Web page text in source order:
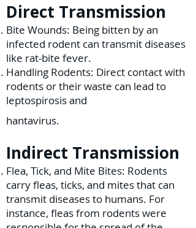
Direct Transmission
Bite Wounds: Being bitten by an
infected rodent can transmit diseases
like rat-bite fever.
Handling Rodents: Direct contact with
rodents or their waste can lead to
leptospirosis and
hantavirus.
Indirect Transmission
Flea, Tick, and Mite Bites: Rodents
carry fleas, ticks, and mites that can
transmit diseases to humans. For
instance, fleas from rodents were